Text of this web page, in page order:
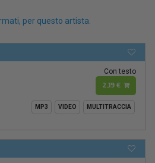
per questo artista.
Con testo
2,19 €
MP3 VIDEO MULTITRACCIA